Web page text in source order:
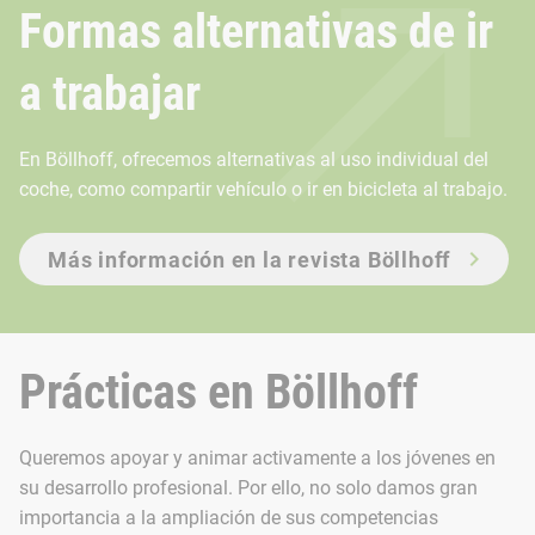
Nuestra cultura corporativa se caracteriza por el
Formas alternativas de ir
a trabajar
En Böllhoff, ofrecemos alternativas al uso individual del
coche, como compartir vehículo o ir en bicicleta al trabajo.
Más información en la revista Böllhoff
Prácticas en Böllhoff
Queremos apoyar y animar activamente a los jóvenes en
su desarrollo profesional. Por ello, no solo damos gran
importancia a la ampliación de sus competencias